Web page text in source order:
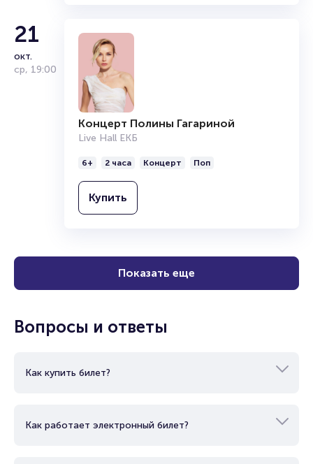
21
окт.
ср, 19:00
Концерт Полины Гагариной
Live Hall ЕКБ
6+ 2 часа Концерт Поп
Купить
Показать еще
Вопросы и ответы
Как купить билет?
Как работает электронный билет?